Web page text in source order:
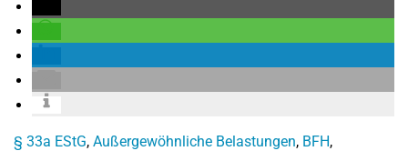
§ 33a EStG, Außergewöhnliche Belastungen, BFH,